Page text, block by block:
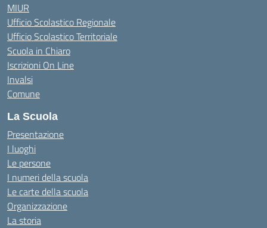
MIUR
Ufficio Scolastico Regionale
Ufficio Scolastico Territoriale
Scuola in Chiaro
Iscrizioni On Line
Invalsi
Comune
La Scuola
Presentazione
I luoghi
Le persone
I numeri della scuola
Le carte della scuola
Organizzazione
La storia